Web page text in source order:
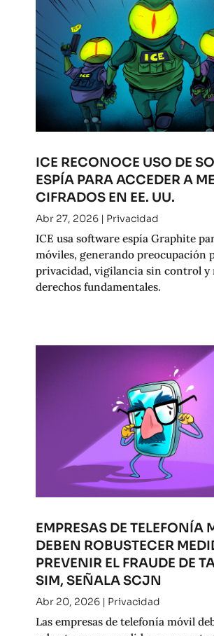
ICE RECONOCE USO DE
ESPÍA PARA ACCEDER A
CIFRADOS EN EE. UU.
Abr 27, 2026| Privacidad
ICE usa software espía Graphite
móviles, generando preocupación
privacidad, vigilancia sin control y
derechos fundamentales.
EMPRESAS DE TELEFONÍA
DEBEN ROBUSTECER
PREVENIR EL FRAUDE DE
SIM, SEÑALA SCJN
Abr 20, 2026| Privacidad
Las empresas de telefonía móvil